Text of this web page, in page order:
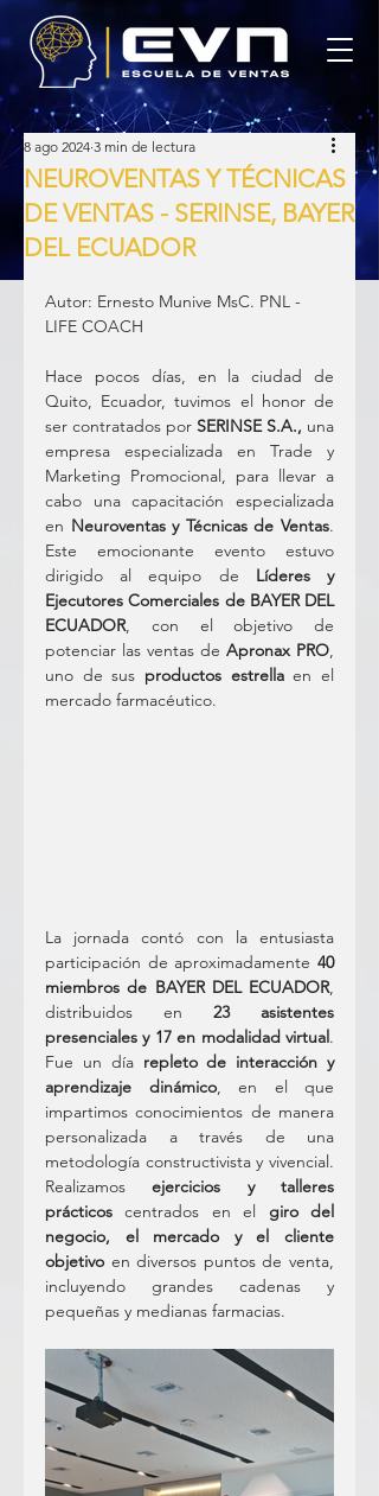
NEUROVENTAS Y TÉCNICAS
DE VENTAS - SERINSE, BAYER
DEL ECUADOR
8 ago 2024 3 min de lectura
Autor: Ernesto Munive MsC. PNL -
LIFE COACH
Hace pocos días, en la ciudad de
Quito, Ecuador, tuvimos el honor de
ser contratados por SERINSE S.A., una
empresa especializada en Trade y
Marketing Promocional, para llevar a
cabo una capacitación especializada
en Neuroventas y Técnicas de Ventas.
Este emocionante evento estuvo
dirigido al equipo de Líderes y
Ejecutores Comerciales de BAYER DEL
ECUADOR, con el objetivo de
potenciar las ventas de Apronax PRO,
uno de sus productos estrella en el
mercado farmacéutico.
La jornada contó con la entusiasta
participación de aproximadamente 40
miembros de BAYER DEL ECUADOR,
distribuidos en 23 asistentes
presenciales y 17 en modalidad virtual.
Fue un día repleto de interacción y
aprendizaje dinámico, en el que
impartimos conocimientos de manera
personalizada a través de una
metodología constructivista y vivencial.
Realizamos ejercicios y talleres
prácticos centrados en el giro del
negocio, el mercado y el cliente
objetivo en diversos puntos de venta,
incluyendo grandes cadenas y
pequeñas y medianas farmacias.